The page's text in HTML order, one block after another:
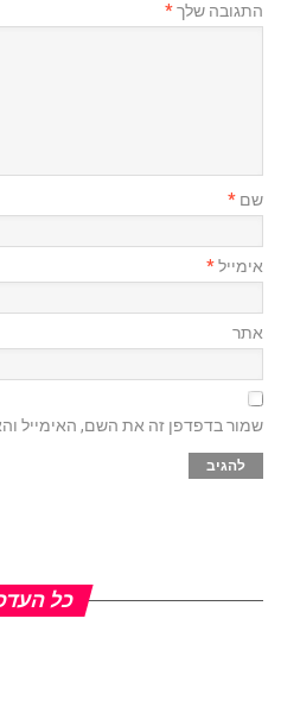
התגובה שלך*
שם *
אימייל*
אתר
שמור בדפדפן זה את השם, האימייל
כל